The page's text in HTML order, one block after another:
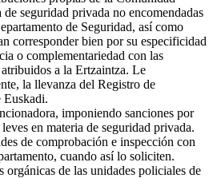
seguridad privada no encomendadas
de Seguridad, así como
corresponder bien por su especificidad
o complementariedad con las
a la Ertzaintza. Le
la llevanza del Registro de
Euskadi.
imponiendo sanciones por
en materia de seguridad privada.
de comprobación e inspección con
cuando así lo soliciten.
orgánicas de las unidades policiales de